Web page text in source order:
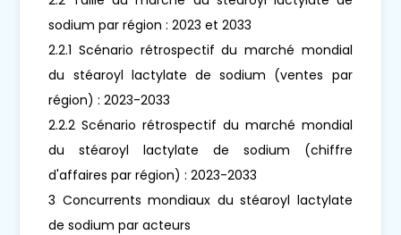
sodium par région : 2023 et 2033
2.2.1 Scénario rétrospectif du marché mondial
du stéaroyl lactylate de sodium (ventes par
région) : 2023-2033
2.2.2 Scénario rétrospectif du marché mondial
du stéaroyl lactylate de sodium (chiffre
d'affaires par région) : 2023-2033
3 Concurrents mondiaux du stéaroyl lactylate
de sodium par acteurs